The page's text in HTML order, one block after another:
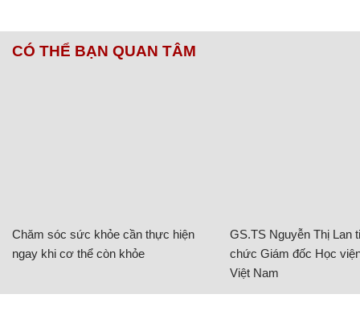
CÓ THỂ BẠN QUAN TÂM
Chăm sóc sức khỏe cần thực hiện
ngay khi cơ thể còn khỏe
GS.TS Nguyễn Thị Lan
chức Giám đốc Học
Việt Nam